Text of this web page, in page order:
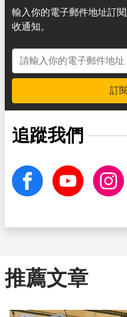
輸入你的電子郵件地址訂
收通知。
電子郵件地址
訂
追蹤我們
facebook Youtube
推薦文章